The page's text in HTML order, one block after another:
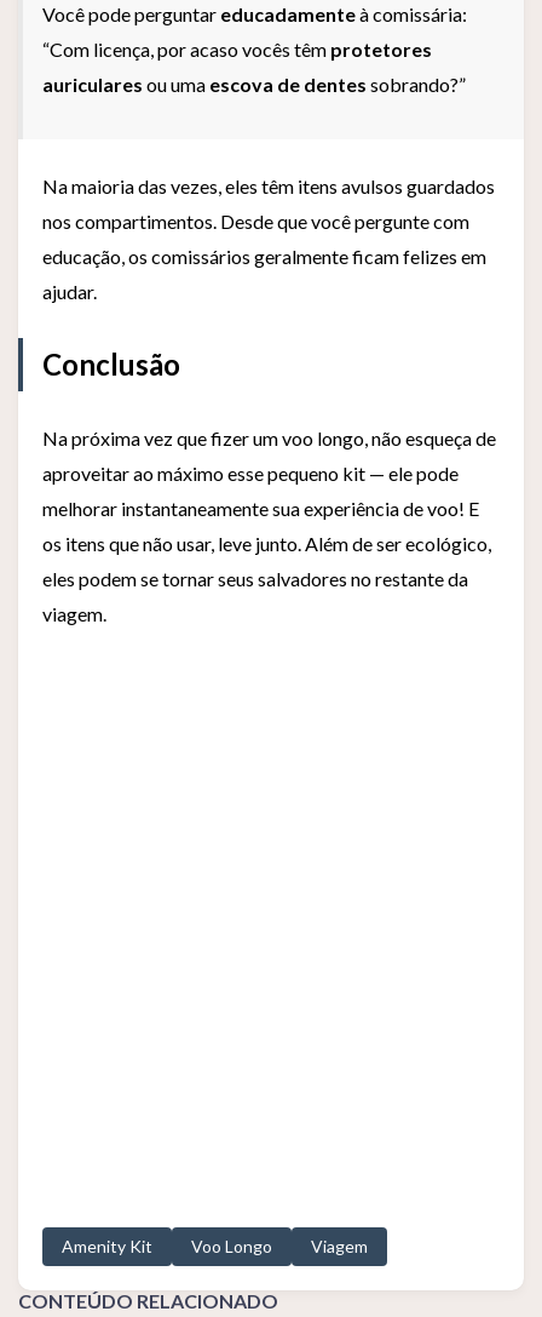
Você pode perguntar educadamenteà comissária:
“Com licença, por acaso vocês têm protetores
auriculares ou uma escova de dentes sobrando?”
Na maioria das vezes, eles têm itens avulsos guardados
nos compartimentos. Desde que você pergunte com
educação, os comissários geralmente ficam felizes em
ajudar.
Conclusão
Na próxima vez que fizer um voo longo, não esqueça de
aproveitar ao máximo esse pequeno kit — ele pode
melhorar instantaneamente sua experiência de voo! E
os itens que não usar, leve junto. Além de ser ecológico,
eles podem se tornar seus salvadores no restante da
viagem.
Amenity Kit Voo Longo Viagem
CONTEÚDO RELACIONADO